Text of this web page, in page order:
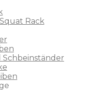
Rack